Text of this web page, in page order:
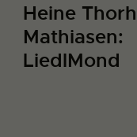
Heine
Mathiasen:
LiedlMond